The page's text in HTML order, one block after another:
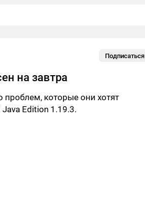
Подписаться
на завтра
проблем, которые они хотят
Edition 1.19.3.